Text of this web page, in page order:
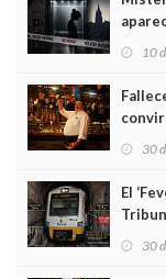
10
30
El
30